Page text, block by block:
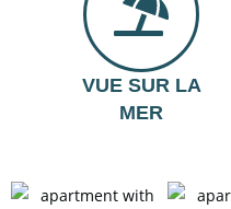
VUE SUR LA
MER